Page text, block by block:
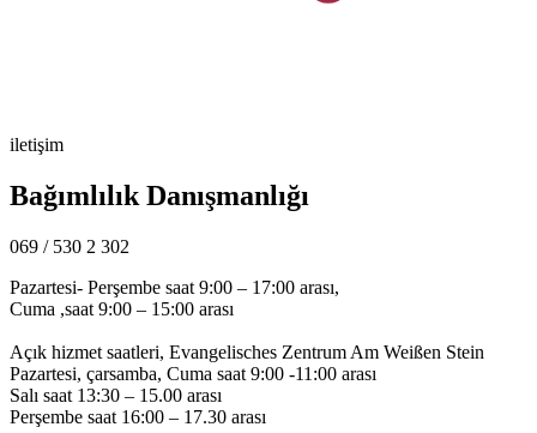
iletişim
Bağımlılık Danışmanlığı
069 / 530 2 302
Pazartesi- Perşembe saat 9:00 – 17:00 arası,
Cuma ,saat 9:00 – 15:00 arası
Açık hizmet saatleri, Evangelisches Zentrum Am Weißen Stein
Pazartesi, çarsamba, Cuma saat 9:00 -11:00 arası
Salı saat 13:30 – 15.00 arası
Perşembe saat 16:00 – 17.30 arası